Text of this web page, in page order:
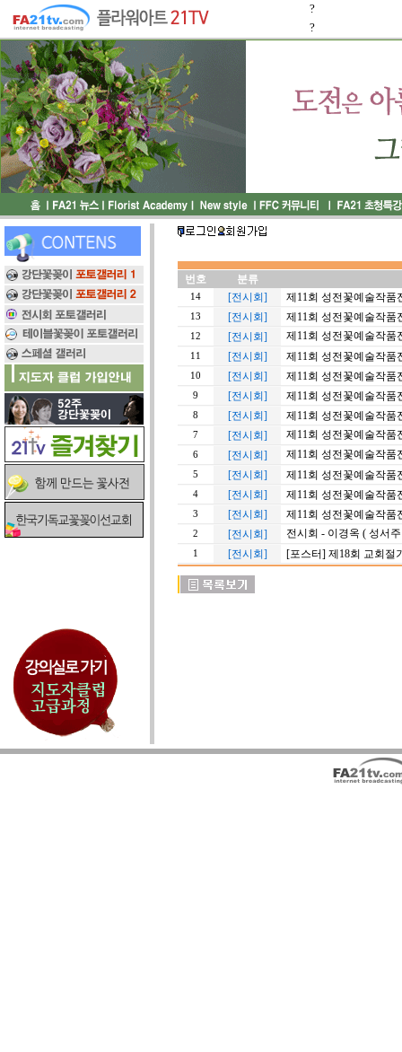
?
?
번호 분류
14 [전시회] 제11회 성전꽃예술작품
13 [전시회] 제11회 성전꽃예술작품
12 [전시회] 제11회 성전꽃예술작품
11 [전시회] 제11회 성전꽃예술작품
10 [전시회] 제11회 성전꽃예술작품
9 [전시회] 제11회 성전꽃예술작품
8 [전시회] 제11회 성전꽃예술작품
7 [전시회] 제11회 성전꽃예술작품
6 [전시회] 제11회 성전꽃예술작품
5 [전시회] 제11회 성전꽃예술작품
4 [전시회] 제11회 성전꽃예술작품
3 [전시회] 제11회 성전꽃예술작품
2 [전시회] 전시회 - 이경옥 ( 성서
1 [전시회] [포스터] 제18회 교회절